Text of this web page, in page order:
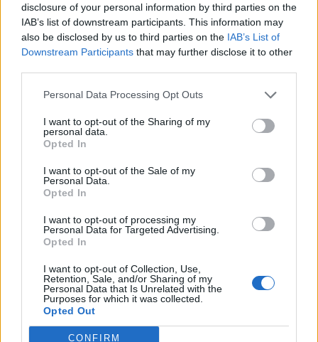
disclosure of your personal information by third parties on the
IAB’s list of downstream participants. This information may
also be disclosed by us to third parties on the IAB’s List of
Downstream Participants that may further disclose it to other
Personal Data Processing Opt Outs
I want to opt-out of the Sharing of my
personal data.
Opted In
I want to opt-out of the Sale of my
Personal Data.
Opted In
I want to opt-out of processing my
Personal Data for Targeted Advertising.
Opted In
I want to opt-out of Collection, Use,
Retention, Sale, and/or Sharing of my
Personal Data that Is Unrelated with the
Purposes for which it was collected.
Opted Out
CONFIRM
Αστυνομικό Τμήμα
25310-22100
Κ.Τ.Ε.Λ.
25310-22912
Ο.Σ.Ε.
25310-22650
Ο Δήμαρχος
Αντιδήμαρχοι
Δημοτικό Συμβούλιο
Συλλογικά Όργανα Δήμου
Δημοτικές Κοινότητες
Υπηρεσίες του Δήμου
Οι Δημοτικές Επιχειρήσεις